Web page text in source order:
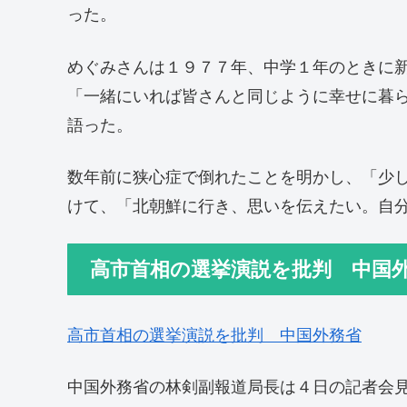
った。
めぐみさんは１９７７年、中学１年のときに
「一緒にいれば皆さんと同じように幸せに
語った。
数年前に狭心症で倒れたことを明かし、「少
けて、「北朝鮮に行き、思いを伝えたい。自
高市首相の選挙演説を批判 中国
高市首相の選挙演説を批判 中国外務省
中国外務省の林剣副報道局長は４日の記者会